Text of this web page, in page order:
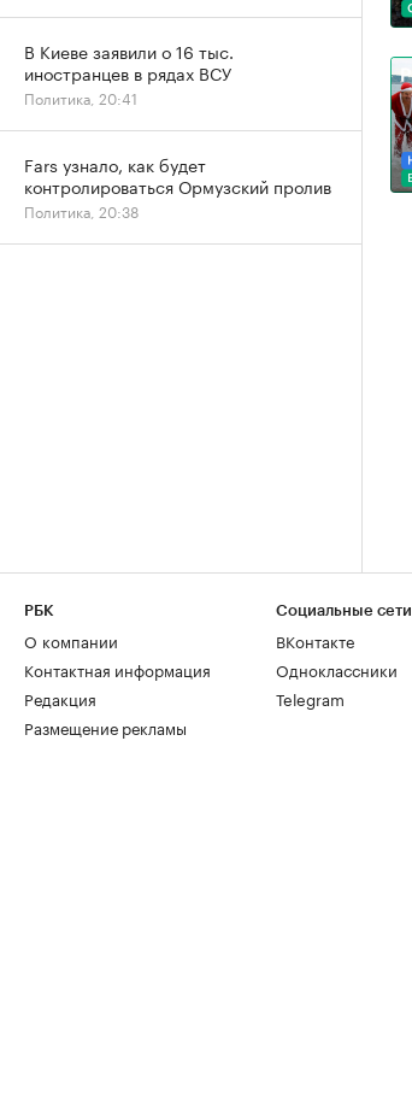
В Киеве заявили о 16 тыс.
иностранцев в рядах ВСУ
Политика, 20:41
Fars узнало, как будет
контролироваться Ормузский пролив
Политика, 20:38
РБК
О компании
Контактная информация
Редакция
Размещение рекламы
Социальные сети
ВКонтакте
Одноклассники
Telegram